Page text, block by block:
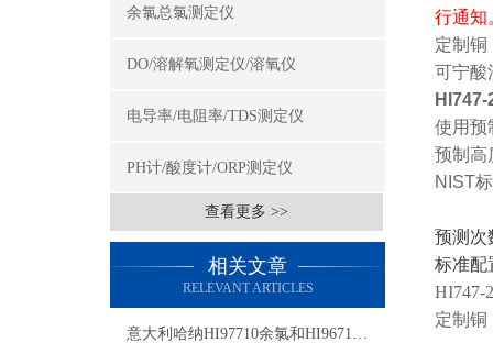
余氯总氯测定仪
DO/溶解氧测定仪/溶氧仪
电导率/电阻率/TDS测定仪
PH计/酸度计/ORP测定仪
查看更多 >>
相关文章
RELEVANT ARTICLES
意大利哈纳HI97710余氯和HI96710余氯的区别
行通知
定制铜
可宁酸
HI747-
使用预
预制高
NIST
预测次
标准配
HI747-
定制铜